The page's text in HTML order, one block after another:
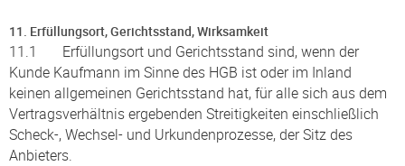
11. Erfüllungsort, Gerichtsstand, Wirksamkeit
11.1 Erfüllungsort und Gerichtsstand sind, wenn der
Kunde Kaufmann im Sinne des HGB ist oder im Inland
keinen allgemeinen Gerichtsstand hat, für alle sich aus dem
Vertragsverhältnis ergebenden Streitigkeiten einschließlich
Scheck-, Wechsel- und Urkundenprozesse, der Sitz des
Anbieters.